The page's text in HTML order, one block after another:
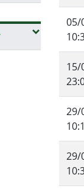
(EXPANDIR SUBMENUS)
05/
15/
29/
29/